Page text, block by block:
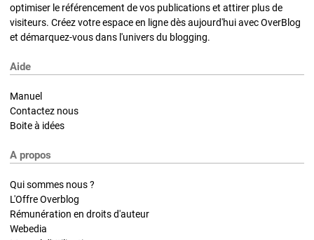
optimiser le référencement de vos publications et attirer plus de
visiteurs. Créez votre espace en ligne dès aujourd'hui avec OverBlog
et démarquez-vous dans l'univers du blogging.
Aide
Manuel
Contactez nous
Boite à idées
A propos
Qui sommes nous ?
L'Offre Overblog
Rémunération en droits d'auteur
Webedia